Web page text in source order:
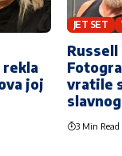
rekla
joj
JET SET
vratile
3 Min Read